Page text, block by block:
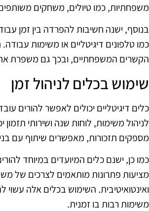
משפחתיות, כמו טיולים, משחקים
בנוסף, ישנה חשיבות להפרדה בין זמן
כמו טלפונים דיגיטליים או משימות
הקשרים המשפחתיים, ובכך גם משפרת
שימוש בכלים לניהול זמן
כלים דיגיטליים יכולים לאפשר להורים
לניהול משימות, לוחות שנה ושירותי
מספקים תזכורות, מאפשרים שיתוף עם
כמו כן, ישנם כלים המיועדים במיוחד
מציעות פתרונות מותאמים לצרכים של
ואינטואיטיבית. השימוש בכלים אלה
משימות רבות בו זמנית.